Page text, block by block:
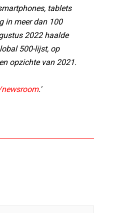
tablets
in meer dan 100
2022 haalde
500-lijst, op
opzichte van 2021.
.'